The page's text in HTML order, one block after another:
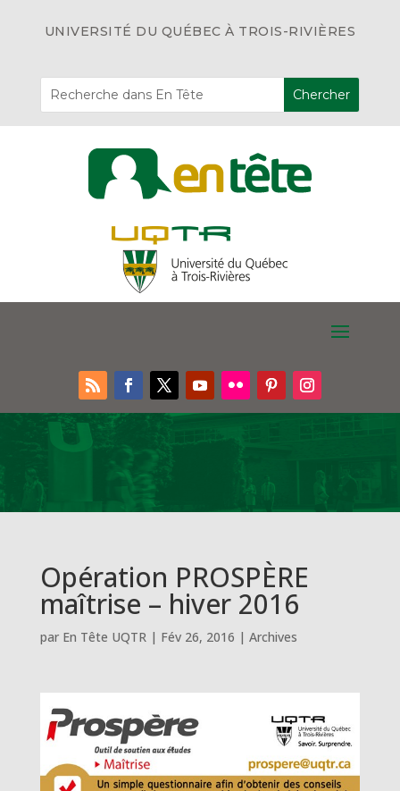
UNIVERSITÉ DU QUÉBEC À TROIS-RIVIÈRES
Opération PROSPÈRE
maîtrise – hiver 2016
par En Tête UQTR| Fév 26, 2016 | Archives